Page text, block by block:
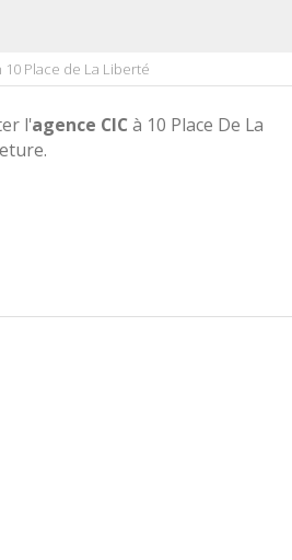
10 Place de La Liberté
l'agence CIC à 10 Place De La